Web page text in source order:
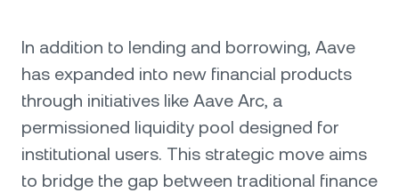
In addition to lending and borrowing, Aave
has expanded into new financial products
through initiatives like Aave Arc, a
permissioned liquidity pool designed for
institutional users. This strategic move aims
to bridge the gap between traditional finance